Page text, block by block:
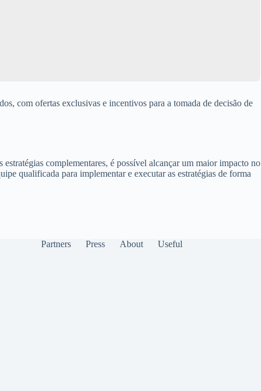
com ofertas exclusivas e incentivos para a tomada de decisão de
complementares, é possível alcançar um maior impacto no
qualificada para implementar e executar as estratégias de forma
Partners Press About Useful